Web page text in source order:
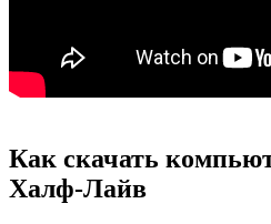
Как скачать
Халф-Лайв